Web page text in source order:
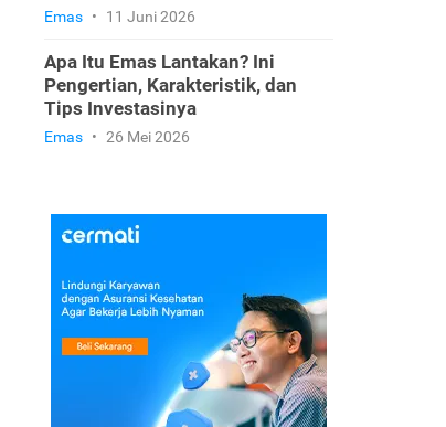
Emas • 11 Juni 2026
Apa Itu Emas Lantakan? Ini
Pengertian, Karakteristik, dan
Tips Investasinya
Emas • 26 Mei 2026